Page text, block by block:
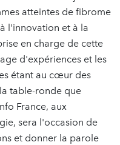
atteintes de fibrome
l'innovation et à la
en charge de cette
d'expériences et les
étant au cœur des
table-ronde que
France, aux
sera l'occasion de
et donner la parole